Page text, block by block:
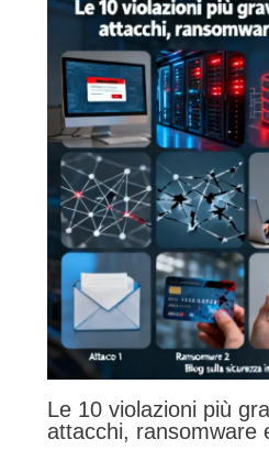
Le 10 violazioni più
attacchi, ransomware